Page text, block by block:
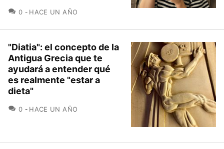
0 COMENTARIOS
HACE UN AÑO
"Diatia": el concepto de la
Antigua Grecia que te
ayudará a entender qué
es realmente "estar a
dieta"
0 COMENTARIOS
HACE UN AÑO